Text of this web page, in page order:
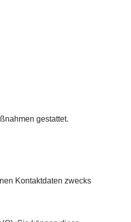
gestattet.
Kontaktdaten zwecks